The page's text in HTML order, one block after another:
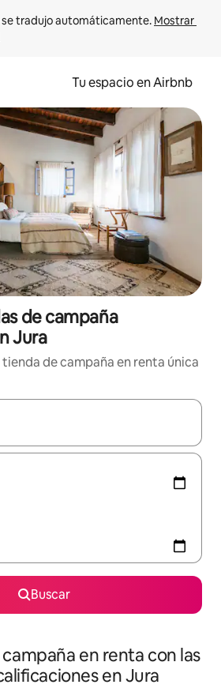
tradujo automáticamente. Mostrar
Tu espacio en Airbnb
de campaña
Jura
de campaña en renta única
estén disponibles, podrás navegar
Buscar
en renta con las
en Jura